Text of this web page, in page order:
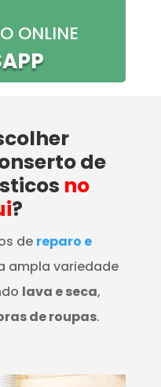
ONLINE
de
no
?
de reparo e
ampla variedade
lava e seca,
de roupas.